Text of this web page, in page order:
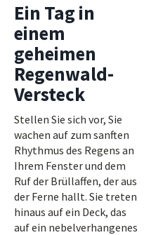
Ein Tag in
einem
geheimen
Regenwald-
Versteck
Stellen Sie sich vor, Sie
wachen auf zum sanften
Rhythmus des Regens an
Ihrem Fenster und dem
Ruf der Brüllaffen, der aus
der Ferne hallt. Sie treten
hinaus auf ein Deck, das
auf ein nebelverhangenes